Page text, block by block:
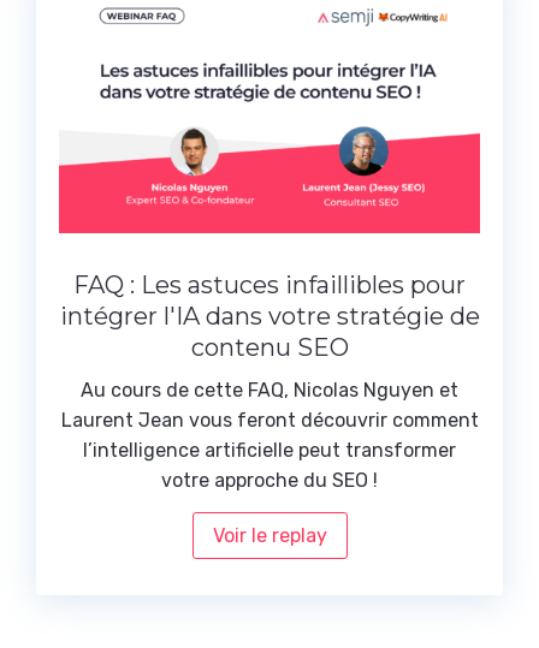
FAQ : Les astuces infaillibles pour
intégrer l'IA dans votre stratégie de
contenu SEO
Au cours de cette FAQ, Nicolas Nguyen et
Laurent Jean vous feront découvrir comment
l’intelligence artificielle peut transformer
votre approche du SEO !
Voir le replay